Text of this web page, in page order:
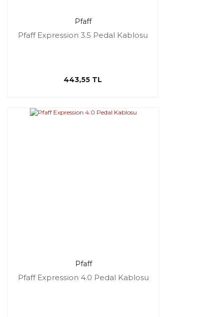
Pfaff
Pfaff Expression 3.5 Pedal Kablosu
443,55 TL
Pfaff
Pfaff Expression 4.0 Pedal Kablosu